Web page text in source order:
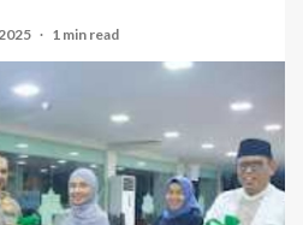
1 min read